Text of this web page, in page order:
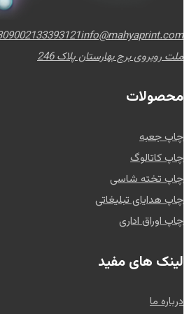
02133393121info@mahyaprint.com
ملت روبروی برج بهارستان پلاک 246
محصولات
چاپ جعبه
چاپ کاتالوگ
چاپ تخته شاسی
چاپ هدایای تبلیغاتی
چاپ اوراق اداری
لینک های مفید
درباره ما